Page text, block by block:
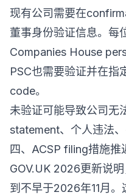
现有公司需要在
董事身份验证信息。每
Companies House
PSC也需要验证并在指
code。
未验证可能导致公司无
statement、个人违法、
四、ACSP filing措施推
GOV.UK 2026更新说
到不早于2026年11月